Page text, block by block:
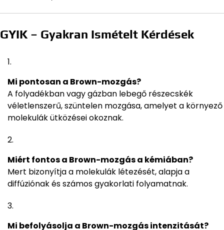
GYIK – Gyakran Ismételt Kérdések
Mi pontosan a Brown-mozgás?
A folyadékban vagy gázban lebegő részecskék
véletlenszerű, szüntelen mozgása, amelyet a környező
molekulák ütközései okoznak.
Miért fontos a Brown-mozgás a kémiában?
Mert bizonyítja a molekulák létezését, alapja a
diffúziónak és számos gyakorlati folyamatnak.
Mi befolyásolja a Brown-mozgás intenzitását?